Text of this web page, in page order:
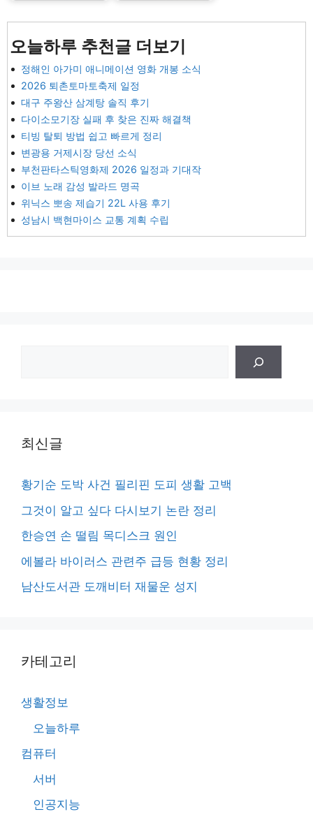
오늘하루 추천글 더보기
정해인 아가미 애니메이션 영화 개봉 소식
2026 퇴촌토마토축제 일정
대구 주왕산 삼계탕 솔직 후기
다이소모기장 실패 후 찾은 진짜 해결책
티빙 탈퇴 방법 쉽고 빠르게 정리
변광용 거제시장 당선 소식
부천판타스틱영화제 2026 일정과 기대작
이브 노래 감성 발라드 명곡
위닉스 뽀송 제습기 22L 사용 후기
성남시 백현마이스 교통 계획 수립
최신글
황기순 도박 사건 필리핀 도피 생활 고백
그것이 알고 싶다 다시보기 논란 정리
한승연 손 떨림 목디스크 원인
에볼라 바이러스 관련주 급등 현황 정리
남산도서관 도깨비터 재물운 성지
카테고리
생활정보
오늘하루
컴퓨터
서버
인공지능